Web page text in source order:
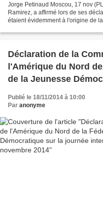
Jorge Petinaud Moscou, 17 nov
Ramirez, a affirmé lors de ses
étaient évidemment à l'origine de
Déclaration de la
l'Amérique du Nord
de la Jeunesse Démocratique
2014
Publié le 18/11/2014 à 10:00
Par anonyme